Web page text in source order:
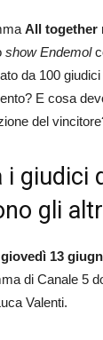
All together
show Endemol
da 100
E cosa
del
giudici
gli
giovedì 13
di Canale 5
Valenti.